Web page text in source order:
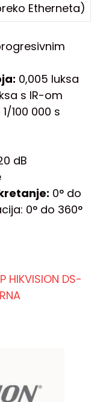
Etherneta)
0,005 luksa
s IR-om
100 000 s
dB
0° do
0° do 360°
DS-